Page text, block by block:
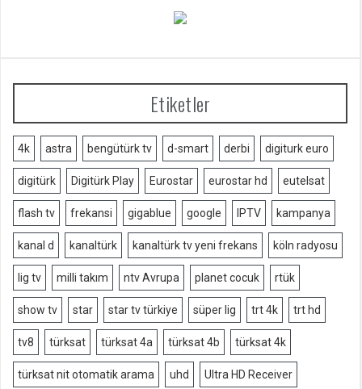
Etiketler
4k astra bengütürk tv d-smart derbi digiturk euro
digitürk Digitürk Play Eurostar eurostar hd eutelsat
flash tv frekansi gigablue google IPTV kampanya
kanal d kanaltürk kanaltürk tv yeni frekans köln radyosu
lig tv milli takım ntv Avrupa planet cocuk rtük
show tv star star tv türkiye süper lig trt 4k trt hd
tv8 türksat türksat 4a türksat 4b türksat 4k
türksat nit otomatik arama uhd Ultra HD Receiver